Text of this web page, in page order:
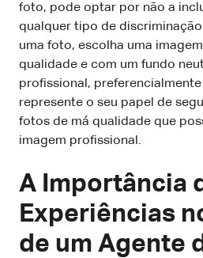
foto, pode optar por não a
qualquer tipo de
uma foto, escolha uma
qualidade e com um fundo
profissional,
represente o seu papel de
fotos de má qualidade que
imagem profissional.
A Importância
Experiências
de um Agente